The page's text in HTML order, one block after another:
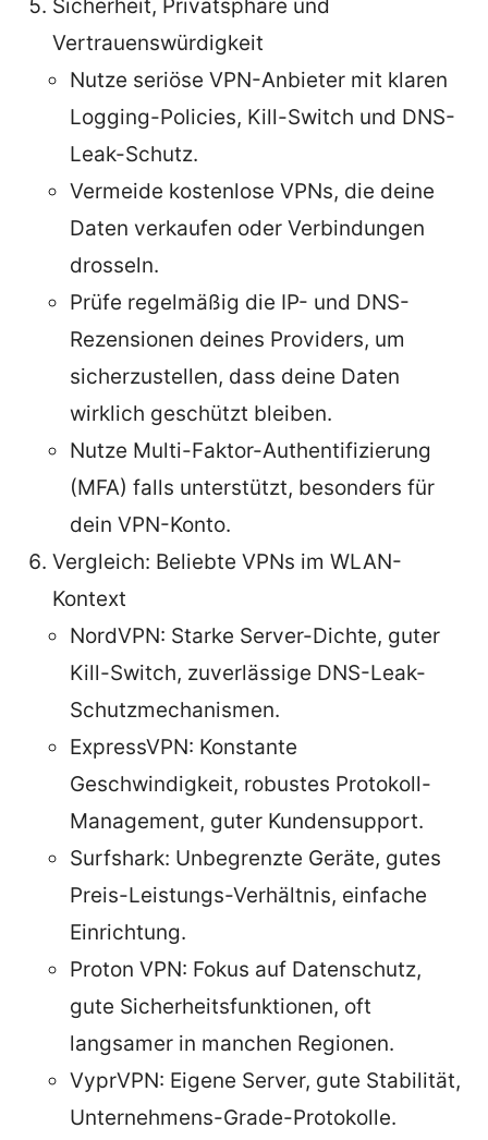
Sicherheit, Privatsphäre und
Vertrauenswürdigkeit
Nutze seriöse VPN-Anbieter mit klaren
Logging-Policies, Kill-Switch und DNS-
Leak-Schutz.
Vermeide kostenlose VPNs, die deine
Daten verkaufen oder Verbindungen
drosseln.
Prüfe regelmäßig die IP- und DNS-
Rezensionen deines Providers, um
sicherzustellen, dass deine Daten
wirklich geschützt bleiben.
Nutze Multi-Faktor-Authentifizierung
(MFA) falls unterstützt, besonders für
dein VPN-Konto.
Vergleich: Beliebte VPNs im WLAN-
Kontext
NordVPN: Starke Server-Dichte, guter
Kill-Switch, zuverlässige DNS-Leak-
Schutzmechanismen.
ExpressVPN: Konstante
Geschwindigkeit, robustes Protokoll-
Management, guter Kundensupport.
Surfshark: Unbegrenzte Geräte, gutes
Preis-Leistungs-Verhältnis, einfache
Einrichtung.
Proton VPN: Fokus auf Datenschutz,
gute Sicherheitsfunktionen, oft
langsamer in manchen Regionen.
VyprVPN: Eigene Server, gute Stabilität,
Unternehmens-Grade-Protokolle.